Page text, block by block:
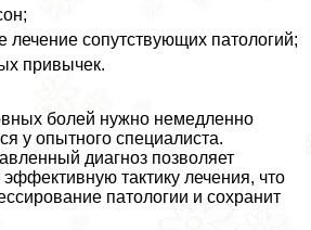
лечение сопутствующих патологий;
привычек.
болей нужно немедленно
у опытного специалиста.
диагноз позволяет
тактику лечения, что
патологии и сохранит